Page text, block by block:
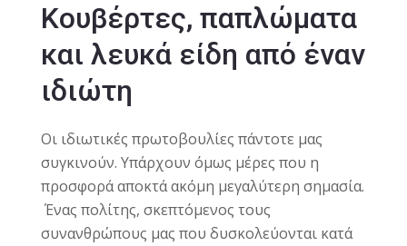
Κουβέρτες, παπλώματα
και λευκά είδη από έναν
ιδιώτη
Οι ιδιωτικές πρωτοβουλίες πάντοτε μας
συγκινούν. Υπάρχουν όμως μέρες που η
προσφορά αποκτά ακόμη μεγαλύτερη σημασία.
Ένας πολίτης, σκεπτόμενος τους
συνανθρώπους μας που δυσκολεύονται κατά